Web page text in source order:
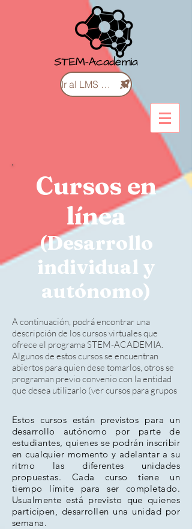
Ir al LMS de Cursos
Cursos en
línea
(Desarrollo
individual y
autónomo)
A continuación, podrá encontrar una
descripción de los cursos virtuales que
ofrece el programa STEM-ACADEMIA.
Algunos de estos cursos se encuentran
abiertos para quien dese tomarlos, otros se
programan previo convenio con la entidad
que desea utilizarlo (ver cursos para grupos
Estos cursos están previstos para un
desarrollo autónomo por parte de
estudiantes, quienes se podrán inscribir
en cualquier momento y adelantar a su
ritmo las diferentes unidades
propuestas. Cada curso tiene un
tiempo límite para ser completado.
Usualmente está previsto que quienes
participen, desarrollen una unidad por
semana.